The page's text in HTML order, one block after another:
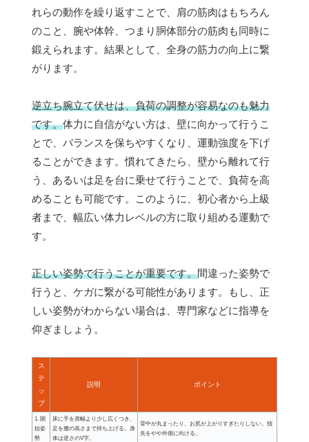
れらの動作を繰り返すことで、肩の筋肉はもちろん
のこと、腕や体幹、つまり胴体部分の筋肉も同時に
鍛えられます。結果として、全身の筋力の向上に繋
がります。
逆立ち腕立て伏せは、負荷の調整が容易なのも魅力
です。体力に自信がない方は、壁に向かって行うこ
とで、バランスを保ちやすくなり、運動強度を下げ
ることができます。慣れてきたら、壁から離れて行
う、あるいは足を台に乗せて行うことで、負荷を高
めることも可能です。このように、初心者から上級
者まで、幅広い体力レベルの方に取り組める運動で
す。
正しい姿勢で行うことが重要です。間違った姿勢で
行うと、ケガに繋がる可能性があります。もし、正
しい姿勢がわからない場合は、専門家などに指導を
仰ぎましょう。
ス
テ
ッ
プ
説明 ポイント
1. 開
始姿
勢
床に手を肩幅より少し広くつき、
足を腰の高さまで持ち上げる。身
体は逆さのV字。
背中が丸まったり、お尻が上がりすぎたりしない。指
先をやや外側に向ける。